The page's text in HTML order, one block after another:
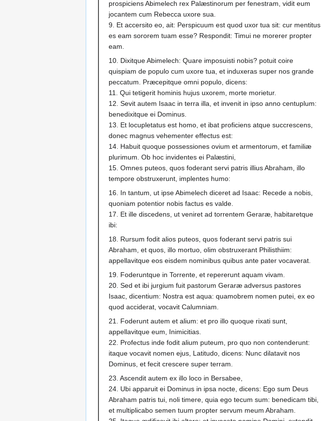
prospiciens Abimelech rex Palæstinorum per fenestram, vidit eum
jocantem cum Rebecca uxore sua.
9. Et accersito eo, ait: Perspicuum est quod uxor tua sit: cur mentitus
es eam sororem tuam esse? Respondit: Timui ne morerer propter
eam.
10. Dixitque Abimelech: Quare imposuisti nobis? potuit coire
quispiam de populo cum uxore tua, et induxeras super nos grande
peccatum. Præcepitque omni populo, dicens:
11. Qui tetigerit hominis hujus uxorem, morte morietur.
12. Sevit autem Isaac in terra illa, et invenit in ipso anno centuplum:
benedixitque ei Dominus.
13. Et locupletatus est homo, et ibat proficiens atque succrescens,
donec magnus vehementer effectus est:
14. Habuit quoque possessiones ovium et armentorum, et familiæ
plurimum. Ob hoc invidentes ei Palæstini,
15. Omnes puteos, quos foderant servi patris illius Abraham, illo
tempore obstruxerunt, implentes humo:
16. In tantum, ut ipse Abimelech diceret ad Isaac: Recede a nobis,
quoniam potentior nobis factus es valde.
17. Et ille discedens, ut veniret ad torrentem Geraræ, habitaretque
ibi:
18. Rursum fodit alios puteos, quos foderant servi patris sui
Abraham, et quos, illo mortuo, olim obstruxerant Philisthiim:
appellavitque eos eisdem nominibus quibus ante pater vocaverat.
19. Foderuntque in Torrente, et repererunt aquam vivam.
20. Sed et ibi jurgium fuit pastorum Geraræ adversus pastores
Isaac, dicentium: Nostra est aqua: quamobrem nomen putei, ex eo
quod acciderat, vocavit Calumniam.
21. Foderunt autem et alium: et pro illo quoque rixati sunt,
appellavitque eum, Inimicitias.
22. Profectus inde fodit alium puteum, pro quo non contenderunt:
itaque vocavit nomen ejus, Latitudo, dicens: Nunc dilatavit nos
Dominus, et fecit crescere super terram.
23. Ascendit autem ex illo loco in Bersabee,
24. Ubi apparuit ei Dominus in ipsa nocte, dicens: Ego sum Deus
Abraham patris tui, noli timere, quia ego tecum sum: benedicam tibi,
et multiplicabo semen tuum propter servum meum Abraham.